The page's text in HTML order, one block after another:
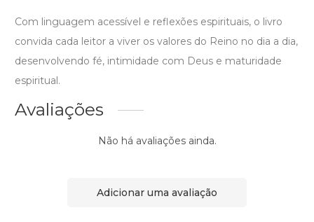
Com linguagem acessível e reflexões espirituais, o livro
convida cada leitor a viver os valores do Reino no dia a dia,
desenvolvendo fé, intimidade com Deus e maturidade
espiritual.
Avaliações
Não há avaliações ainda.
Adicionar uma avaliação